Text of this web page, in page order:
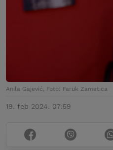
Anila Gajević, Foto: Faruk Zametica
19. feb 2024. 07:59